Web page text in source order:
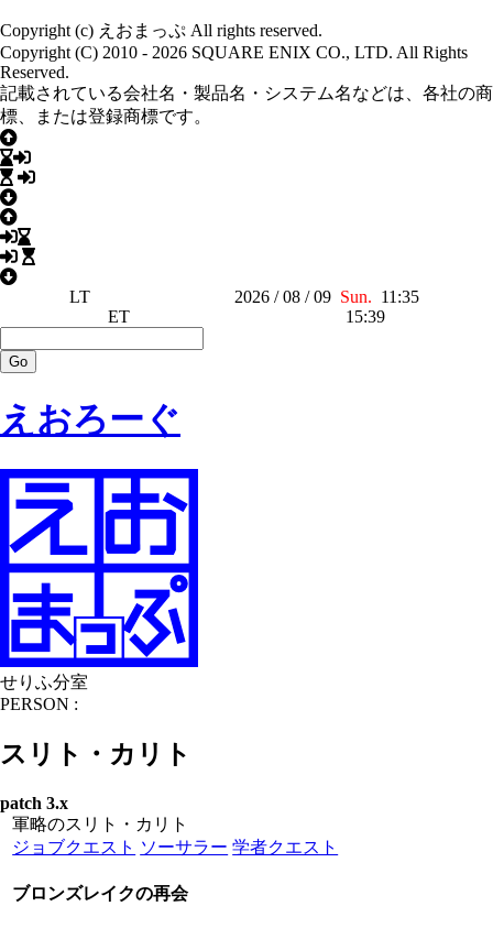
Copyright (c) えおまっぷ All rights reserved.
Copyright (C) 2010 - 2026 SQUARE ENIX CO., LTD. All Rights
Reserved.
記載されている会社名・製品名・システム名などは、各社の商
標、または登録商標です。
LT 2026 / 08 / 09 Sun. 11:35
ET
15:39
えおろーぐ
せりふ分室
PERSON :
スリト・カリト
patch 3.x
軍略のスリト・カリト
ジョブクエスト ソーサラー 学者クエスト
ブロンズレイクの再会